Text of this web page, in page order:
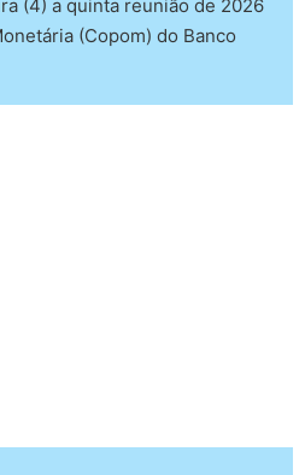
(4) a quinta reunião de 2026
(Copom) do Banco